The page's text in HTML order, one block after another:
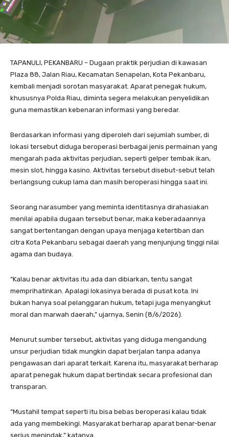
TAPANULI, PEKANBARU – Dugaan praktik perjudian di kawasan
Plaza 88, Jalan Riau, Kecamatan Senapelan, Kota Pekanbaru,
kembali menjadi sorotan masyarakat. Aparat penegak hukum,
khususnya Polda Riau, diminta segera melakukan penyelidikan
guna memastikan kebenaran informasi yang beredar.
Berdasarkan informasi yang diperoleh dari sejumlah sumber, di
lokasi tersebut diduga beroperasi berbagai jenis permainan yang
mengarah pada aktivitas perjudian, seperti gelper tembak ikan,
mesin slot, hingga kasino. Aktivitas tersebut disebut-sebut telah
berlangsung cukup lama dan masih beroperasi hingga saat ini.
Seorang narasumber yang meminta identitasnya dirahasiakan
menilai apabila dugaan tersebut benar, maka keberadaannya
sangat bertentangan dengan upaya menjaga ketertiban dan
citra Kota Pekanbaru sebagai daerah yang menjunjung tinggi nilai
agama dan budaya.
“Kalau benar aktivitas itu ada dan dibiarkan, tentu sangat
memprihatinkan. Apalagi lokasinya berada di pusat kota. Ini
bukan hanya soal pelanggaran hukum, tetapi juga menyangkut
moral dan marwah daerah,” ujarnya, Senin (8/6/2026).
Menurut sumber tersebut, aktivitas yang diduga mengandung
unsur perjudian tidak mungkin dapat berjalan tanpa adanya
pengawasan dari aparat terkait. Karena itu, masyarakat berharap
aparat penegak hukum dapat bertindak secara profesional dan
transparan.
“Mustahil tempat seperti itu bisa bebas beroperasi kalau tidak
ada yang membekingi. Masyarakat berharap aparat benar-benar
serius menindak,” katanya.